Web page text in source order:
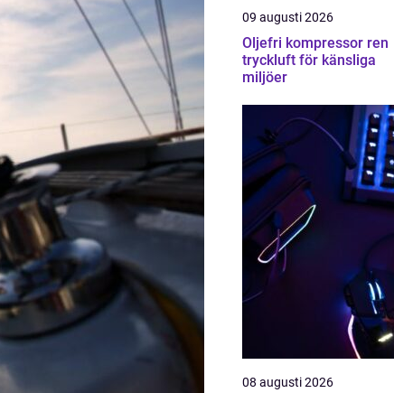
09 augusti 2026
Oljefri kompressor ren
tryckluft för känsliga
miljöer
08 augusti 2026